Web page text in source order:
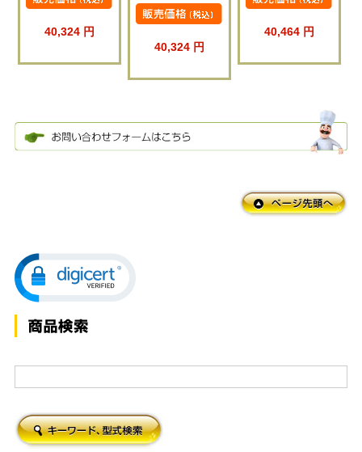
40,324 円
40,324 円
40,464 円